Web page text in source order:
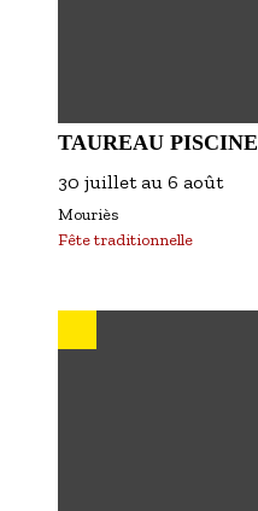
TAUREAU PISCINE
30 juillet au 6 août
Mouriès
Fête traditionnelle